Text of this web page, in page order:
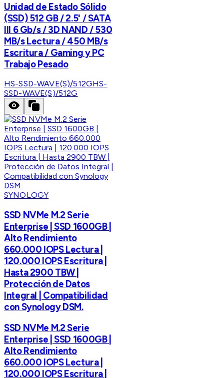
Unidad de Estado Sólido
(SSD) 512 GB / 2.5' / SATA
III 6 Gb/s / 3D NAND / 530
MB/s Lectura / 450 MB/s
Escritura / Gaming y PC
Trabajo Pesado
HS-SSD-WAVE(S)/512GHS-
SSD-WAVE(S)/512G
SYNOLOGY
SSD NVMe M.2 Serie
Enterprise | SSD 1600GB |
Alto Rendimiento
660.000 IOPS Lectura |
120.000 IOPS Escritura |
Hasta 2900 TBW |
Protección de Datos
Integral | Compatibilidad
con Synology DSM.
SSD NVMe M.2 Serie
Enterprise | SSD 1600GB |
Alto Rendimiento
660.000 IOPS Lectura |
120.000 IOPS Escritura |